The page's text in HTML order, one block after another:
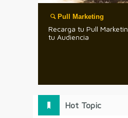
Pull Marketing
Recarga tu Pull
tu Audiencia
Hot Topic